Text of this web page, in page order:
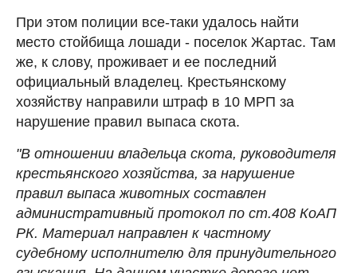
При этом полиции все-таки удалось найти
место стойбища лошади - поселок Жартас. Там
же, к слову, проживает и ее последний
официальный владелец. Крестьянскому
хозяйству направили штраф в 10 МРП за
нарушение правил выпаса скота.
"В отношении владельца скота, руководителя
крестьянского хозяйства, за нарушение
правил выпаса животных составлен
административный протокол по ст.408 КоАП
РК. Материал направлен к частному
судебному исполнителю для принудительного